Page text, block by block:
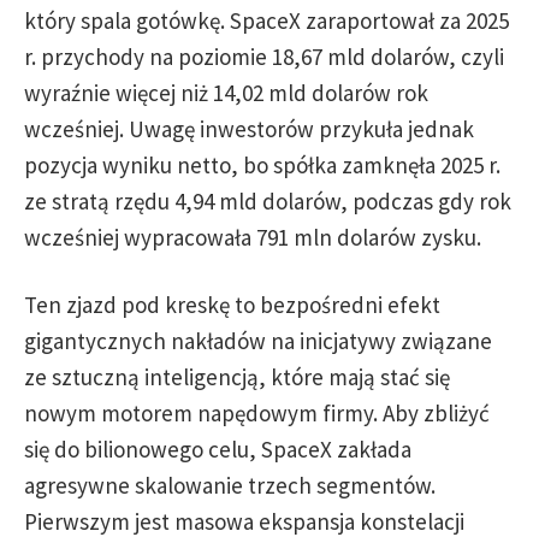
który spala gotówkę. SpaceX zaraportował za 2025
r. przychody na poziomie 18,67 mld dolarów, czyli
wyraźnie więcej niż 14,02 mld dolarów rok
wcześniej. Uwagę inwestorów przykuła jednak
pozycja wyniku netto, bo spółka zamknęła 2025 r.
ze stratą rzędu 4,94 mld dolarów, podczas gdy rok
wcześniej wypracowała 791 mln dolarów zysku.
Ten zjazd pod kreskę to bezpośredni efekt
gigantycznych nakładów na inicjatywy związane
ze sztuczną inteligencją, które mają stać się
nowym motorem napędowym firmy. Aby zbliżyć
się do bilionowego celu, SpaceX zakłada
agresywne skalowanie trzech segmentów.
Pierwszym jest masowa ekspansja konstelacji